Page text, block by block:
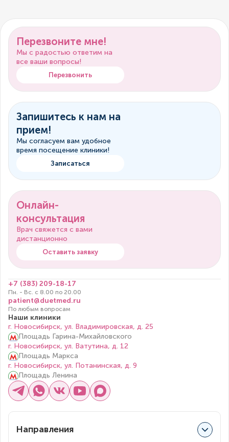
Перезвоните мне!
Мы с радостью ответим на
все ваши вопросы!
Перезвонить
Запишитесь к нам на
прием!
Мы согласуем вам удобное
время посещение клиники!
Записаться
Онлайн-
консультация
Врач свяжется с вами
дистанционно
Оставить заявку
+7 (383) 209-18-17
Пн. - Вс. с 8.00 по 20.00
patient@duetmed.ru
По любым вопросам
Наши клиники
г. Новосибирск, ул. Владимировская, д. 25
Площадь Гарина-Михайловского
г. Новосибирск, ул. Ватутина, д. 12
Площадь Маркса
г. Новосибирск, ул. Потанинская, д. 9
Площадь Ленина
Направления